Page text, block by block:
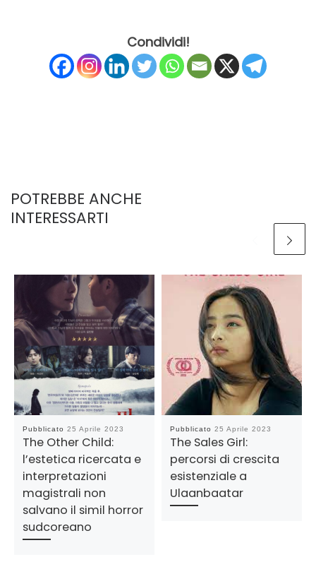
Condividi!
POTREBBE ANCHE
INTERESSARTI
Pubblicato 25 Aprile 2023
The Other Child:
l’estetica ricercata e
interpretazioni
magistrali non
salvano il simil horror
sudcoreano
Pubblicato 25 Aprile 2023
The Sales Girl:
percorsi di crescita
esistenziale a
Ulaanbaatar